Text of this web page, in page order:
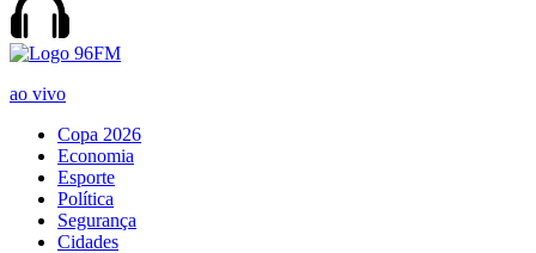
ao vivo
Copa 2026
Economia
Esporte
Política
Segurança
Cidades